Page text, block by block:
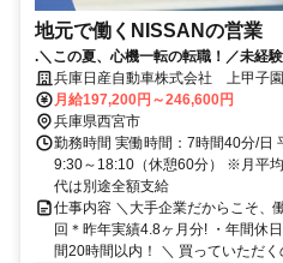
地元で働くNISSANの営業
.＼この夏、心機一転の転職！／未経
る安心な会社！賞与4.8か月分（昨年
兵庫日産自動車株式会社 上甲子
月給197,200円～246,600円
兵庫県西宮市
勤務時間 実働時間：7時間40分/日
9:30～18:10（休憩60分） ※月平
代は別途全額支給
仕事内容 ＼大手企業だからこそ
回＊昨年実績4.8ヶ月分! ・年間休
間20時間以内！ ＼ 買っていただく